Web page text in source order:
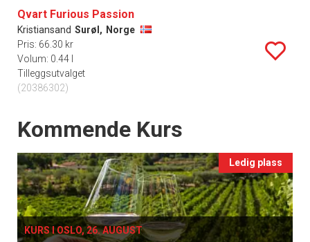
Qvart Furious Passion
Kristiansand Surøl, Norge
Pris: 66.30 kr
Volum: 0.44 l
Tilleggsutvalget
(20386302)
Events
Kommende Kurs
Ledig plass
KURS I OSLO, 26. AUGUST